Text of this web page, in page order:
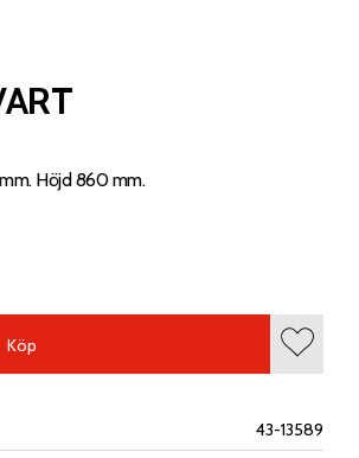
Höjd 860 mm.
Köp
Lägg
43-13589